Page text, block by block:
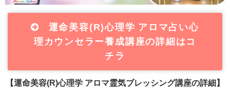
運命美容(R)心理学 アロマ占い心
理カウンセラー養成講座の詳細はコ
チラ
【運命美容(R)心理学 アロマ霊気ブレッシング講座の詳細】